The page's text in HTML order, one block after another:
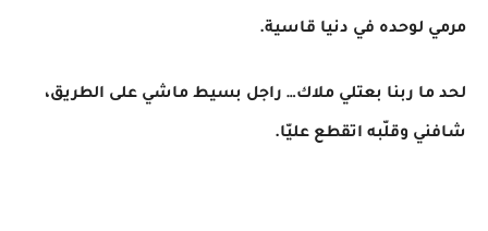
مرمي لوحده في دنيا قاسية.
لحد ما ربنا بعتلي ملاك… راجل بسيط ماشي على الطريق،
شافني وقلّبه اتقطع عليّا.